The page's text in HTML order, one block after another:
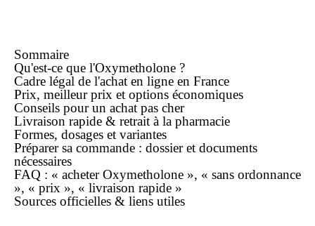
Sommaire
Qu'est-ce que l'Oxymetholone ?
Cadre légal de l'achat en ligne en France
Prix, meilleur prix et options économiques
Conseils pour un achat pas cher
Livraison rapide & retrait à la pharmacie
Formes, dosages et variantes
Préparer sa commande : dossier et documents
nécessaires
FAQ : « acheter Oxymetholone », « sans ordonnance
», « prix », « livraison rapide »
Sources officielles & liens utiles